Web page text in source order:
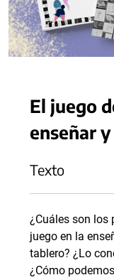
El juego
enseñar
Texto
¿Cuáles son los
juego en la
tablero? ¿Lo
¿Cómo